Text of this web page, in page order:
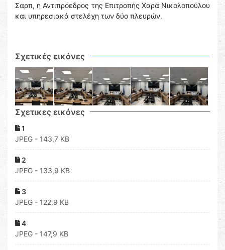
Σαρπ, η Αντιπρόεδρος της Επιτροπής Χαρά Νικολοπούλου
και υπηρεσιακά στελέχη των δύο πλευρών.
Σχετικές εικόνες
Σχετικες εικόνες
1
JPEG - 143,7 KB
2
JPEG - 133,9 KB
3
JPEG - 122,9 KB
4
JPEG - 147,9 KB